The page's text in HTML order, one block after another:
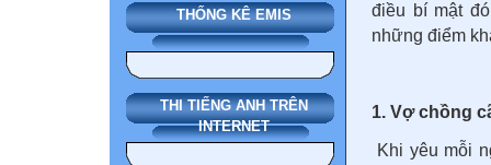
THỐNG KÊ EMIS
THI TIẾNG ANH TRÊN
INTERNET
điều bí mật
những điểm
1. Vợ chồng
Khi yêu mỗi